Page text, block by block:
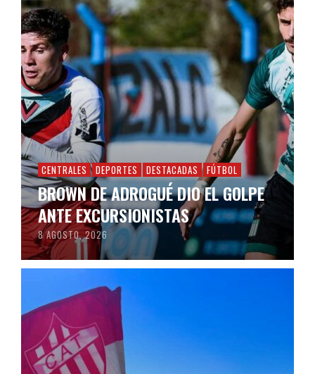
CENTRALES DEPORTES DESTACADAS FÚTBOL
BROWN DE ADROGUÉ DIO EL GOLPE
ANTE EXCURSIONISTAS
8 AGOSTO, 2026